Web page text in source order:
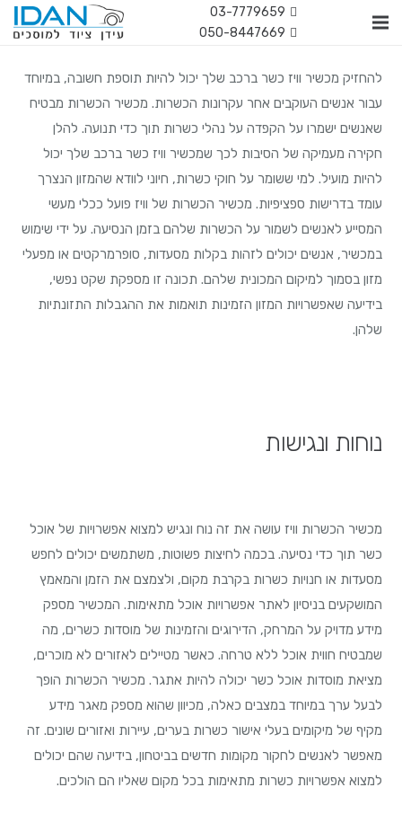
03-7779659
050-8447669
להחזיק מכשיר וויז כשר ברכב שלך יכול להיות תוספת חשובה, במיוחד
עבור אנשים העוקבים אחר עקרונות הכשרות. מכשיר הכשרות מבטיח
שאנשים ישמרו על הקפדה על נהלי כשרות תוך כדי תנועה. להלן
חקירה מעמיקה של הסיבות לכך שמכשיר וויז כשר ברכב שלך יכול
להיות מועיל. למי ששומר על חוקי כשרות, חיוני לוודא שהמזון הנצרך
עומד בדרישות ספציפיות. מכשיר הכשרות של וויז פועל ככלי מעשי
המסייע לאנשים לשמור על הכשרות שלהם בזמן הנסיעה. על ידי שימוש
במכשיר, אנשים יכולים לזהות בקלות מסעדות, סופרמרקטים או מפעלי
מזון בסמוך למיקום המכונית שלהם. תכונה זו מספקת שקט נפשי,
בידיעה שאפשרויות המזון הזמינות תואמות את ההגבלות התזונתיות
שלהן.
נוחות ונגישות
מכשיר הכשרות וויז עושה את זה נוח ונגיש למצוא אפשרויות של אוכל
כשר תוך כדי נסיעה. בכמה לחיצות פשוטות, משתמשים יכולים לחפש
מסעדות או חנויות כשרות בקרבת מקום, ולצמצם את הזמן והמאמץ
המושקעים בניסיון לאתר אפשרויות אוכל מתאימות. המכשיר מספק
מידע מדויק על המרחק, הדירוגים והזמינות של מוסדות כשרים, מה
שמבטיח חווית אוכל ללא טרחה. כאשר מטיילים לאזורים לא מוכרים,
מציאת מוסדות אוכל כשר יכולה להיות אתגר. מכשיר הכשרות הופך
לבעל ערך במיוחד במצבים כאלה, מכיוון שהוא מספק מאגר מידע
מקיף של מיקומים בעלי אישור כשרות בערים, עיירות ואזורים שונים. זה
מאפשר לאנשים לחקור מקומות חדשים בביטחון, בידיעה שהם יכולים
למצוא אפשרויות כשרות מתאימות בכל מקום שאליו הם הולכים.